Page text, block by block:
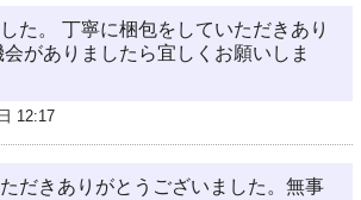
た。 丁寧に梱包をしていただきあり
がありましたら宜しくお願いしま
12:17
だきありがとうございました。無事